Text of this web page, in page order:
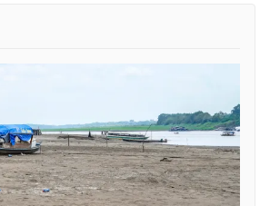
Thủy
Thị Mỹ Hạnh, Phạm Quốc Thắng,
355 931 - 024.38 355 932